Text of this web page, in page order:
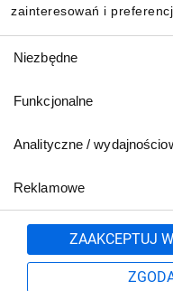
zainteresowań i
zgody
Niezbędne
Funkcjonalne
Analityczne /
Reklamowe
ZAAKCEPTUJ
801 500